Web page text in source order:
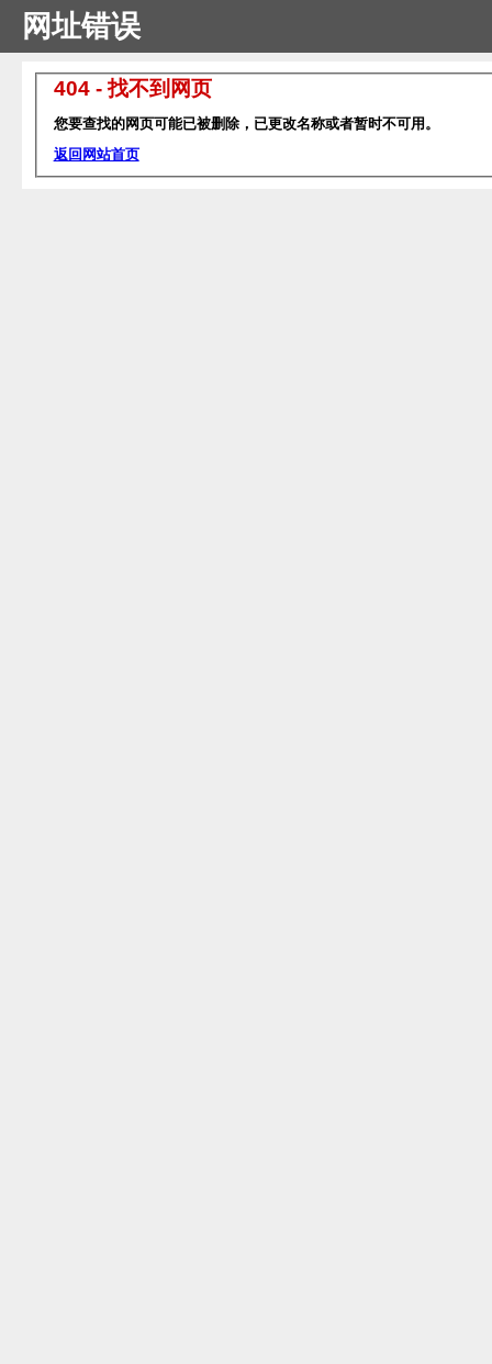
网址错误
404 - 找不到网页
您要查找的网页可能已被删除，已更改名称或者暂时不可用。
返回网站首页